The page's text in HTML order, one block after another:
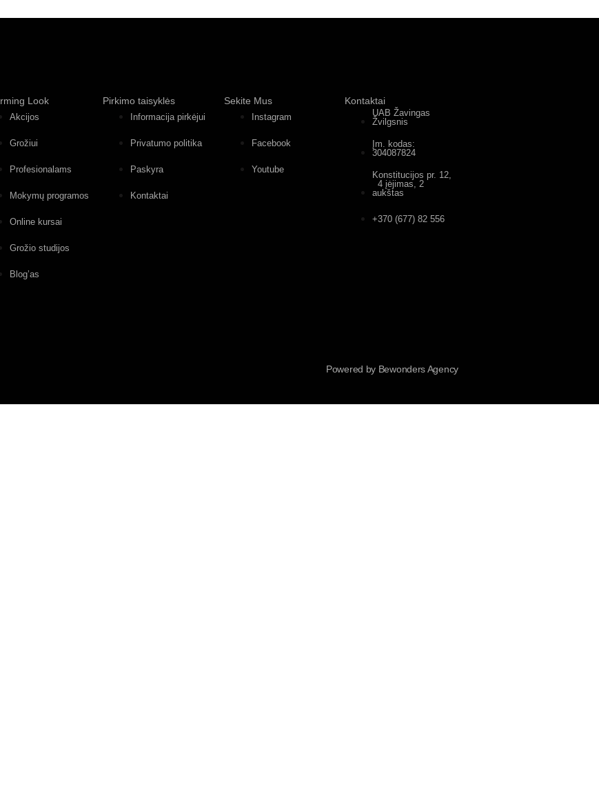
Look
Akcijos
Grožiui
Profesionalams
Mokymų programos
Online kursai
Grožio studijos
Blog’as
Pirkimo taisyklės
Informacija pirkėjui
Privatumo politika
Paskyra
Kontaktai
Sekite Mus
Instagram
Facebook
Youtube
Kontaktai
UAB Žavingas
Žvilgsnis
Įm. kodas:
304087824
Konstitucijos pr. 12,
4 įėjimas, 2
aukštas
+370 (677) 82 556
Powered by Bewonders Agency